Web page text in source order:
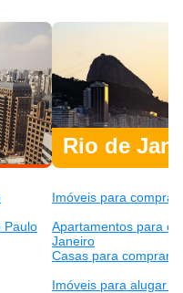
Paulo
Rio de
Imóveis para
Apartamentos para
Janeiro
Casas para comprar
Imóveis para alugar